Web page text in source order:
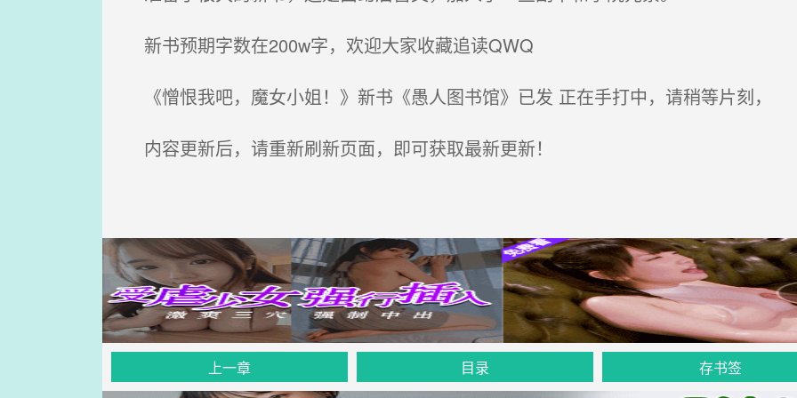
新书预期字数在200w字，欢迎大家收藏追读QWQ
《憎恨我吧，魔女小姐！》新书《愚人图书馆》已发 正在手打中，请稍等片刻，
内容更新后，请重新刷新页面，即可获取最新更新！
上一章 目录 存书签